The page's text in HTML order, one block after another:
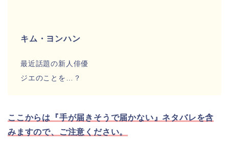
キム・ヨンハン
最近話題の新人俳優
ジエのことを…？
ここからは『手が届きそうで届かない』ネタバレを含
みますので、ご注意ください。